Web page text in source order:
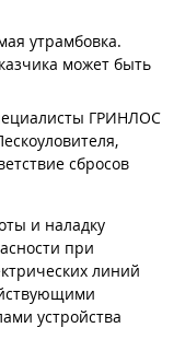
утрамбовка.
может быть
ГРИНЛОС
сбросов
и наладку
при
линий
устройства